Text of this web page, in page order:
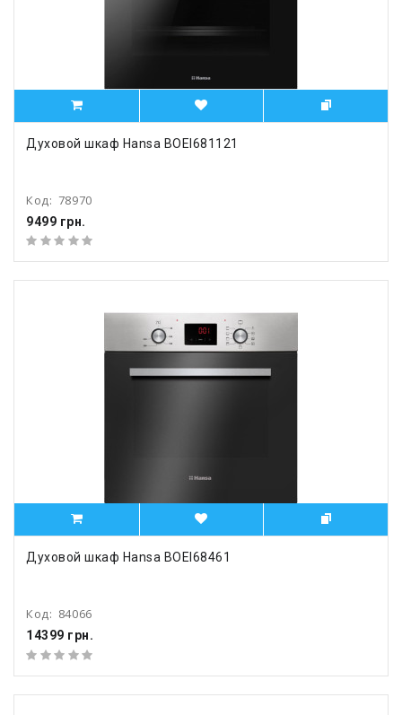
Духовой шкаф Hansa BOEI681121
Код: 78970
9499 грн.
Духовой шкаф Hansa BOEI68461
Код: 84066
14399 грн.